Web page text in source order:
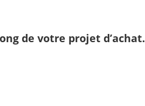
de votre projet d’achat.